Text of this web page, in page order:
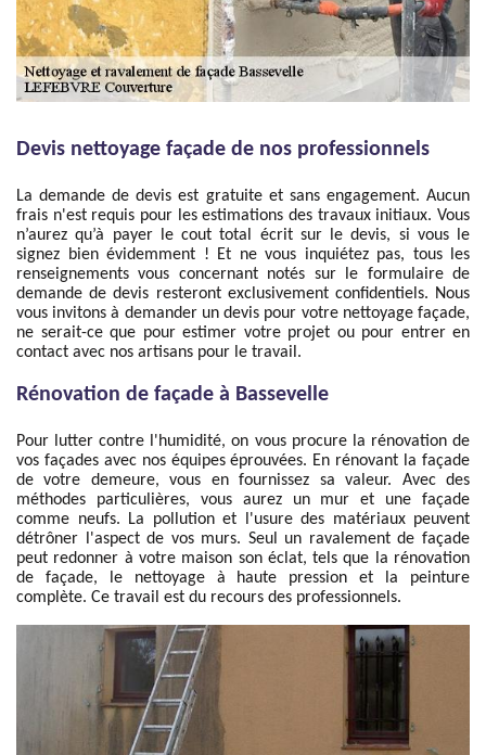
Devis nettoyage façade de nos professionnels
La demande de devis est gratuite et sans engagement. Aucun
frais n'est requis pour les estimations des travaux initiaux. Vous
n’aurez qu’à payer le cout total écrit sur le devis, si vous le
signez bien évidemment ! Et ne vous inquiétez pas, tous les
renseignements vous concernant notés sur le formulaire de
demande de devis resteront exclusivement confidentiels. Nous
vous invitons à demander un devis pour votre nettoyage façade,
ne serait-ce que pour estimer votre projet ou pour entrer en
contact avec nos artisans pour le travail.
Rénovation de façade à Bassevelle
Pour lutter contre l'humidité, on vous procure la rénovation de
vos façades avec nos équipes éprouvées. En rénovant la façade
de votre demeure, vous en fournissez sa valeur. Avec des
méthodes particulières, vous aurez un mur et une façade
comme neufs. La pollution et l'usure des matériaux peuvent
détrôner l'aspect de vos murs. Seul un ravalement de façade
peut redonner à votre maison son éclat, tels que la rénovation
de façade, le nettoyage à haute pression et la peinture
complète. Ce travail est du recours des professionnels.